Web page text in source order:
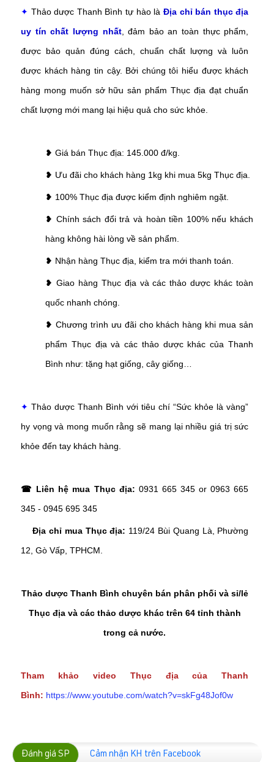
✦ Thảo dược Thanh Bình tự hào là Địa chỉ bán thục địa
uy tín chất lượng nhất, đảm bảo an toàn thực phẩm,
được bảo quản đúng cách, chuẩn chất lượng và luôn
được khách hàng tin cậy. Bởi chúng tôi hiểu được khách
hàng mong muốn sở hữu sản phẩm Thục địa đạt chuẩn
chất lượng mới mang lại hiệu quả cho sức khỏe.
❥ Giá bán Thục địa: 145.000 đ/kg.
❥ Ưu đãi cho khách hàng 1kg khi mua 5kg Thục địa.
❥ 100% Thục địa được kiểm định nghiêm ngặt.
❥ Chính sách đổi trả và hoàn tiền 100% nếu khách
hàng không hài lòng về sản phẩm.
❥ Nhận hàng Thục địa, kiểm tra mới thanh toán.
❥ Giao hàng Thục địa và các thảo dược khác toàn
quốc nhanh chóng.
❥ Chương trình ưu đãi cho khách hàng khi mua sản
phẩm Thục địa và các thảo dược khác của Thanh
Bình như: tặng hạt giống, cây giống…
✦ Thảo dược Thanh Bình với tiêu chí “Sức khỏe là vàng”
hy vọng và mong muốn rằng sẽ mang lại nhiều giá trị sức
khỏe đến tay khách hàng.
☎ Liên hệ mua Thục địa: 0931 665 345 or 0963 665
345 - 0945 695 345
Địa chỉ mua Thục địa: 119/24 Bùi Quang Là, Phường
12, Gò Vấp, TPHCM.
Thảo dược Thanh Bình chuyên bán phân phối và sỉ/lẻ
Thục địa và các thảo dược khác trên 64 tỉnh thành
trong cả nước.
Tham khảo video Thục địa của Thanh
Bình: https://www.youtube.com/watch?v=skFg48Jof0w
Đánh giá SP Cảm nhận KH trên Facebook